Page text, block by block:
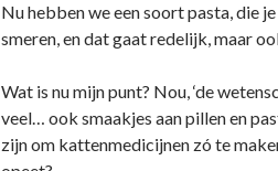
Nu hebben we een soort pasta, die
smeren, en dat gaat redelijk, maar
Wat is nu mijn punt? Nou, ‘de
veel… ook smaakjes aan pillen en
zijn om kattenmedicijnen zó te